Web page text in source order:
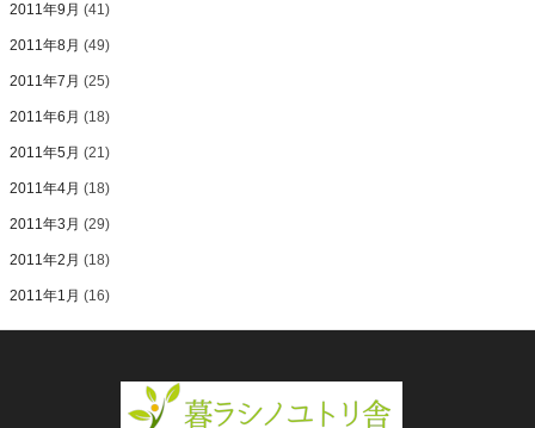
2011年9月 (41)
2011年8月 (49)
2011年7月 (25)
2011年6月 (18)
2011年5月 (21)
2011年4月 (18)
2011年3月 (29)
2011年2月 (18)
2011年1月 (16)